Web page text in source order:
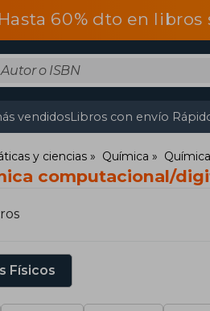
Hasta 60% dto en
vendidosLibros con envío
y ciencias Química
computacional/
Físicos